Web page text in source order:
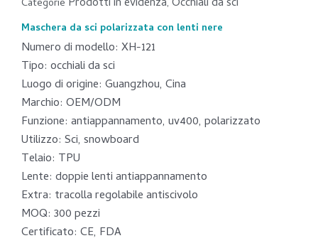
Categorie ,
Maschera da sci polarizzata con lenti nere
Numero di modello: XH-121
Tipo: occhiali da sci
Luogo di origine: Guangzhou, Cina
Marchio: OEM/ODM
Funzione: antiappannamento, uv400, polarizzato
Utilizzo: Sci, snowboard
Telaio: TPU
Lente: doppie lenti antiappannamento
Extra: tracolla regolabile antiscivolo
MOQ: 300 pezzi
Certificato: CE, FDA